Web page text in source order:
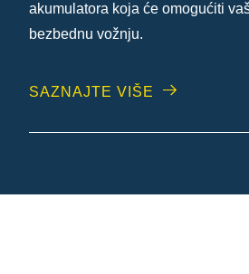
akumulatora koja će omogućiti
bezbednu vožnju.
SAZNAJTE VIŠE